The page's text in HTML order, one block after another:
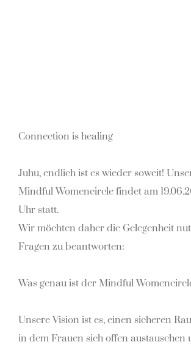
Connection is healing
Juhu, endlich ist es wieder soweit!
Mindful Womencircle findet am
Uhr statt.
Wir möchten daher die Gelegenheit
Fragen zu beantworten:
Was genau ist der Mindful
Unsere Vision ist es, einen sicheren
in dem Frauen sich offen austauschen